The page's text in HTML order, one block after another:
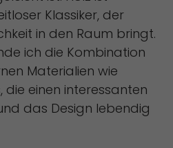
Klassiker, der
in den Raum bringt.
ich die Kombination
Materialien wie
die einen interessanten
das Design lebendig